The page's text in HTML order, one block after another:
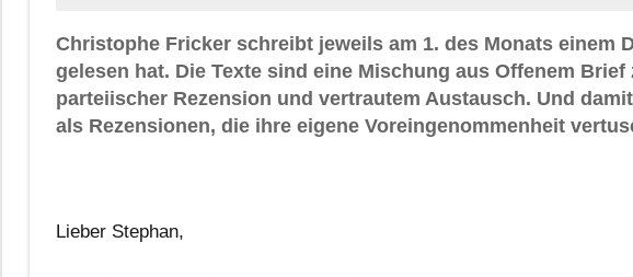
Christophe Fricker schreibt jeweils am 1. des Monats einem
gelesen hat. Die Texte sind eine Mischung aus Offenem
parteiischer Rezension und vertrautem Austausch. Und
als Rezensionen, die ihre eigene Voreingenommenheit
Lieber Stephan,